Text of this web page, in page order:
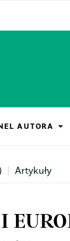
AUTORA
Artykuły